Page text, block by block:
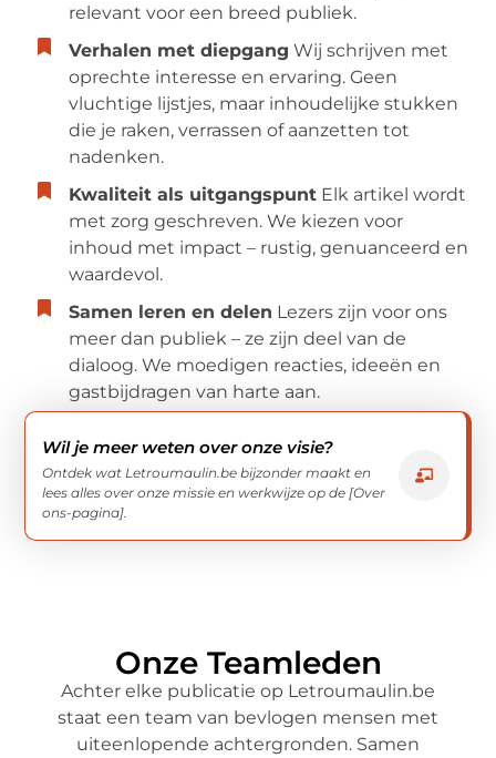
relevant voor een breed publiek.
Verhalen met diepgang Wij schrijven met
oprechte interesse en ervaring. Geen
vluchtige lijstjes, maar inhoudelijke stukken
die je raken, verrassen of aanzetten tot
nadenken.
Kwaliteit als uitgangspunt Elk artikel wordt
met zorg geschreven. We kiezen voor
inhoud met impact – rustig, genuanceerd en
waardevol.
Samen leren en delen Lezers zijn voor ons
meer dan publiek – ze zijn deel van de
dialoog. We moedigen reacties, ideeën en
gastbijdragen van harte aan.
Wil je meer weten over onze visie?
Ontdek wat Letroumaulin.be bijzonder maakt en
lees alles over onze missie en werkwijze op de [Over
ons-pagina].
Onze Teamleden
Achter elke publicatie op Letroumaulin.be
staat een team van bevlogen mensen met
uiteenlopende achtergronden. Samen